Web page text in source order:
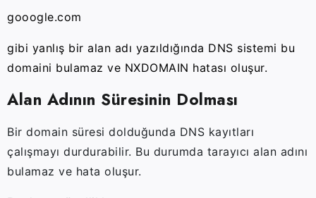
gooogle.com
gibi yanlış bir alan adı yazıldığında DNS sistemi bu
domaini bulamaz ve NXDOMAIN hatası oluşur.
Alan Adının Süresinin Dolması
Bir domain süresi dolduğunda DNS kayıtları
çalışmayı durdurabilir. Bu durumda tarayıcı alan adını
bulamaz ve hata oluşur.